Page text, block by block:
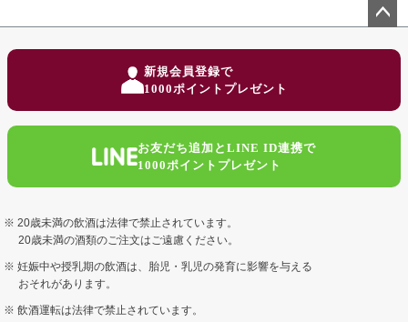
新規会員登録で
1000ポイントプレゼント
お友だち追加とLINE ID連携で
1000ポイントプレゼント
20歳未満の飲酒は法律で禁止されています。
20歳未満の酒類のご注文はご遠慮ください。
妊娠中や授乳期の飲酒は、胎児・乳児の発育に影響を与える
おそれがあります。
飲酒運転は法律で禁止されています。